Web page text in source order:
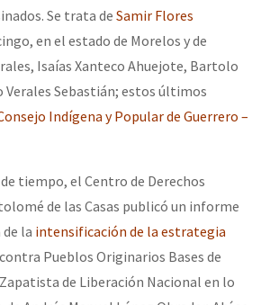
globales por la libertad de Jesús
Bem Virá” se publica no Estado Espanhol
o mundo saiba! Nossas lutas pela
por el CNI: 30 años de Resistencia y
Se trata de Samir Flores
en el estado de Morelos y de
Isaías Xanteco Ahuejote, Bartolo
Verales Sebastián; estos últimos
Indígena y Popular de Guerrero –
tiempo, el Centro de Derechos
de las Casas publicó un informe
la intensificación de la estrategia
contra Pueblos Originarios Bases de
de Liberación Nacional en lo